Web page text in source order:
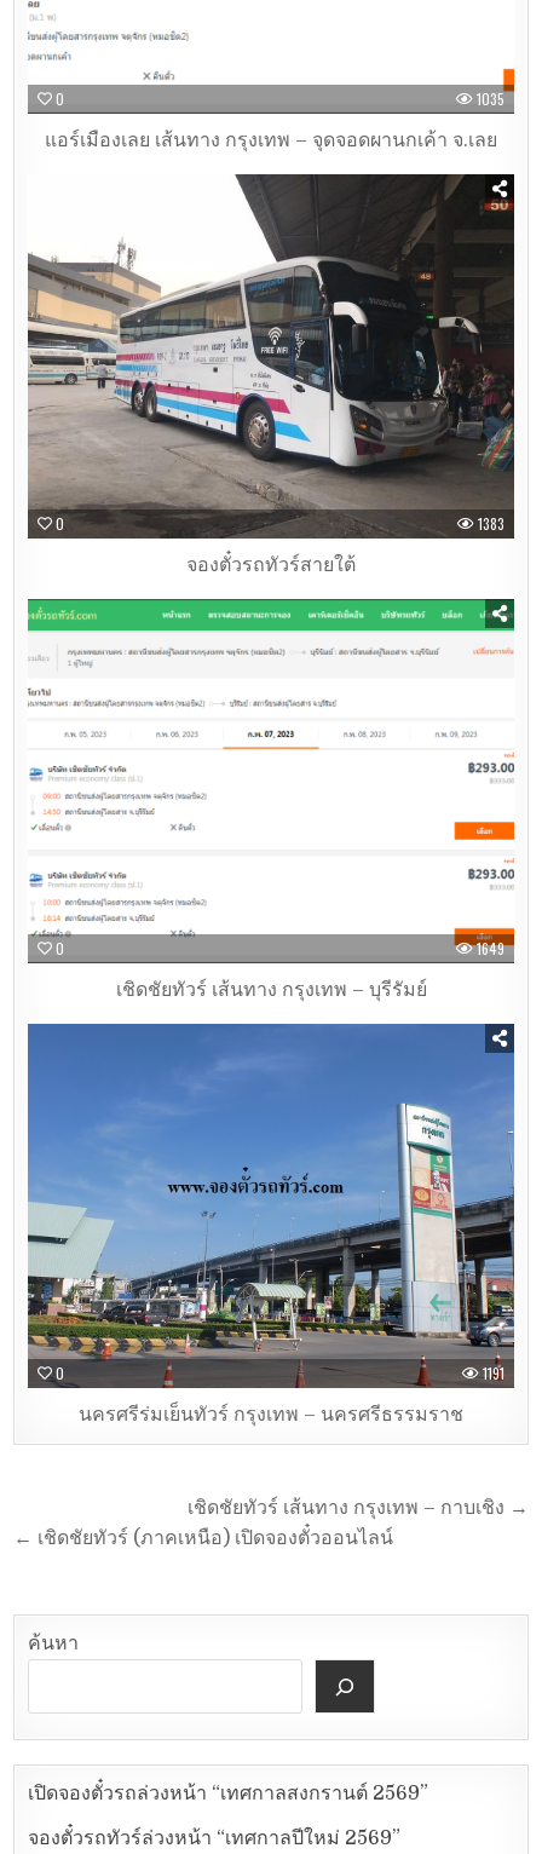
0 1035
แอร์เมืองเลย เส้นทาง กรุงเทพ – จุดจอดผานกเค้า จ.เลย
0 1383
จองตั๋วรถทัวร์สายใต้
0 1649
เชิดชัยทัวร์ เส้นทาง กรุงเทพ – บุรีรัมย์
0 1191
นครศรีร่มเย็นทัวร์ กรุงเทพ – นครศรีธรรมราช
เชิดชัยทัวร์ เส้นทาง กรุงเทพ – กาบเชิง →
← เชิดชัยทัวร์ (ภาคเหนือ) เปิดจองตั๋วออนไลน์
ค้นหา
เปิดจองตั๋วรถล่วงหน้า “เทศกาลสงกรานต์ 2569”
จองตั๋วรถทัวร์ล่วงหน้า “เทศกาลปีใหม่ 2569”